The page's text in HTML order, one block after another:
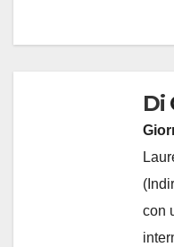
Di
con